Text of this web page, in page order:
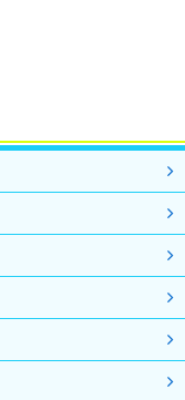
報お問い合せ窓口
場合には、第3項にあ
くこととなります。
訪問されたときなど
コンピュータが当社
限りご本人ご自身を特